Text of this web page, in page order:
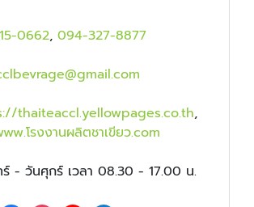
0662, 094-327-8877
thaiteaccl.yellowpages.co.th,
โรงงานผลิตชาเขียว.com
- วันศุกร์ เวลา 08.30 - 17.00 น.